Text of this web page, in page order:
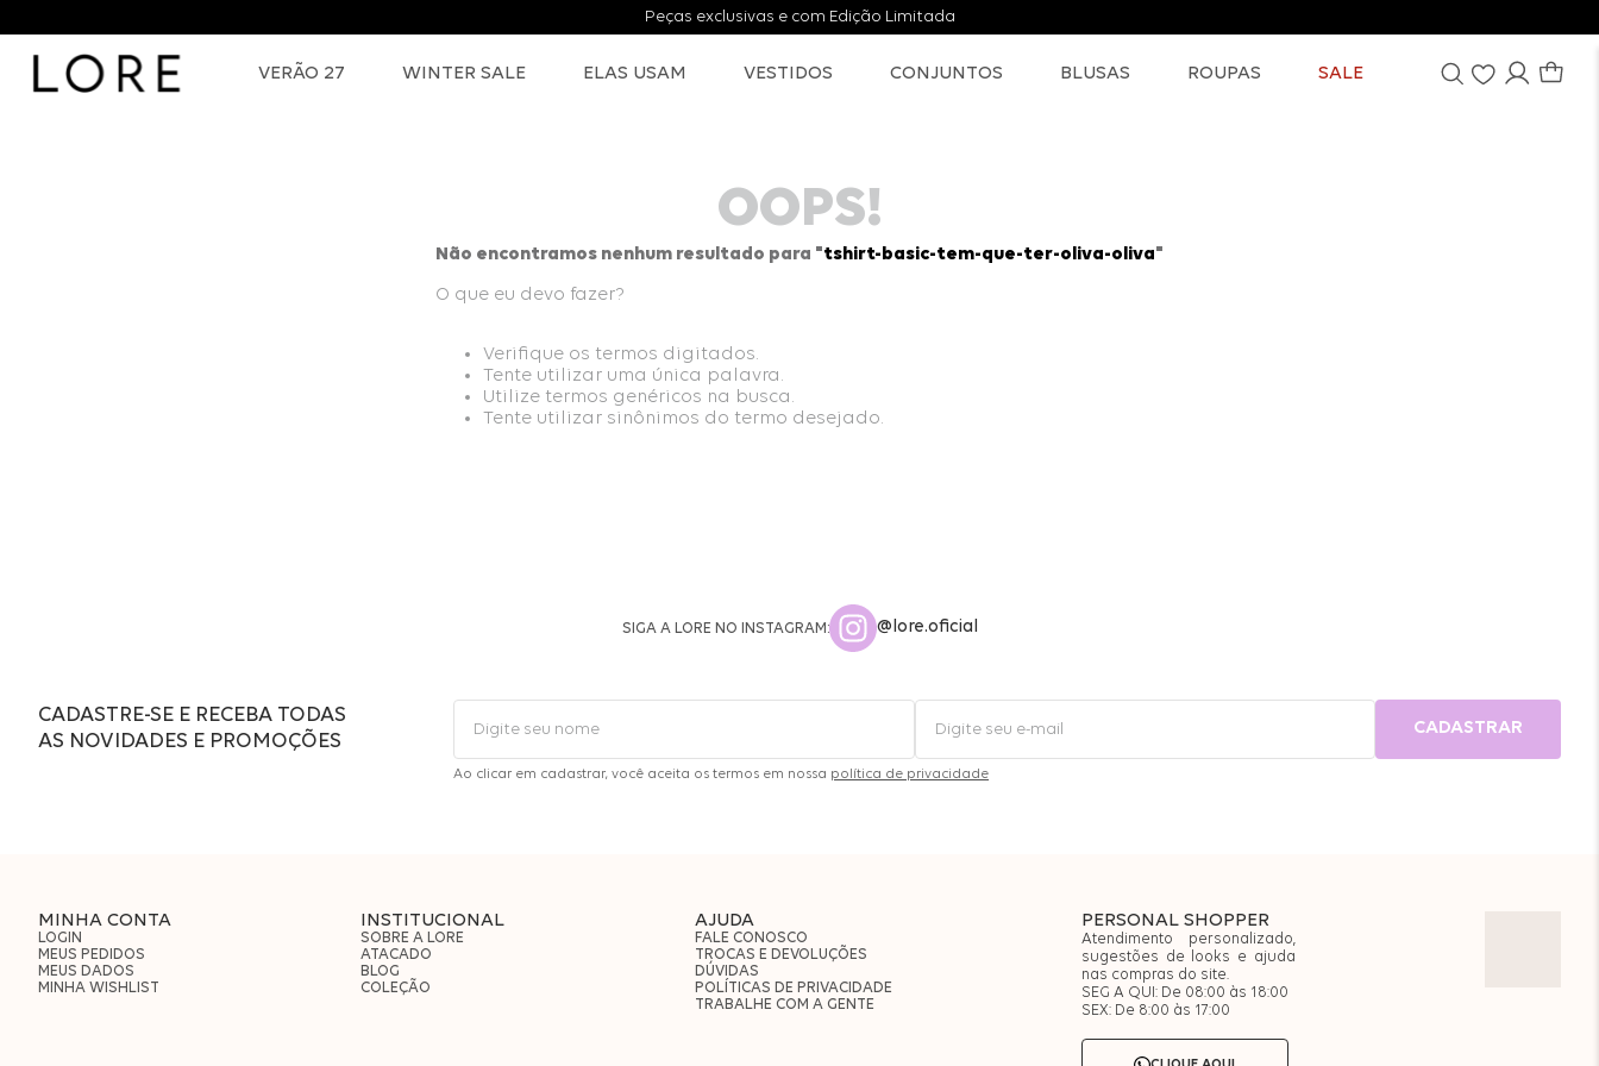
Peças exclusivas e com Edição Limitada
VERÃO 27 WINTER SALE ELAS USAM VESTIDOS CONJUNTOS BLUSAS ROUPAS SALE
OOPS!
Não encontramos nenhum resultado para "tshirt-basic-tem-que-ter-oliva-oliva"
O que eu devo fazer?
Verifique os termos digitados.
Tente utilizar uma única palavra.
Utilize termos genéricos na busca.
Tente utilizar sinônimos do termo desejado.
SIGA A LORE NO INSTAGRAM: @lore.oficial
CADASTRE-SE E RECEBA TODAS
AS NOVIDADES E PROMOÇÕES
CADASTRAR
Ao clicar em cadastrar, você aceita os termos em nossa política de privacidade
MINHA CONTA
LOGIN
MEUS PEDIDOS
MEUS DADOS
MINHA WISHLIST
INSTITUCIONAL
SOBRE A LORE
ATACADO
BLOG
COLEÇÃO
AJUDA
FALE CONOSCO
TROCAS E DEVOLUÇÕES
DÚVIDAS
POLÍTICAS DE PRIVACIDADE
TRABALHE COM A GENTE
PERSONAL SHOPPER
Atendimento personalizado,
sugestões de looks e ajuda
nas compras do site.
SEG A QUI: De 08:00 às 18:00
SEX: De 8:00 às 17:00